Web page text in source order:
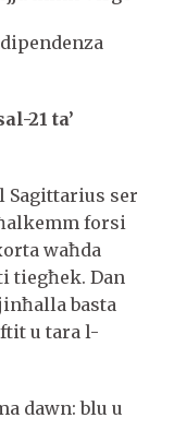
21 ta’
Sagittarius ser
forsi
waħda
tiegħek. Dan
basta
u tara l-
dawn: blu u